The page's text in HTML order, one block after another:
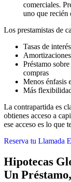
comerciales.
uno que recién
Los prestamistas de
Tasas de
Préstamo
compras
Menos énfasis
Más
La contrapartida es
obtienes acceso a
ese acceso es lo que
Reserva tu Llamada
Hipotecas
Un